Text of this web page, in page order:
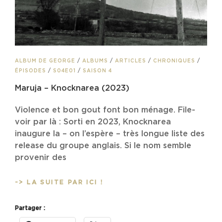
CAT
LINKS
ALBUM DE GEORGE / ALBUMS / ARTICLES / CHRONIQUES /
ÉPISODES / S04E01 / SAISON 4
Maruja – Knocknarea (2023)
Violence et bon gout font bon ménage. File-
voir par là : Sorti en 2023, Knocknarea
inaugure la – on l’espère – très longue liste des
release du groupe anglais. Si le nom semble
provenir des
-> LA SUITE PAR ICI !
Partager :